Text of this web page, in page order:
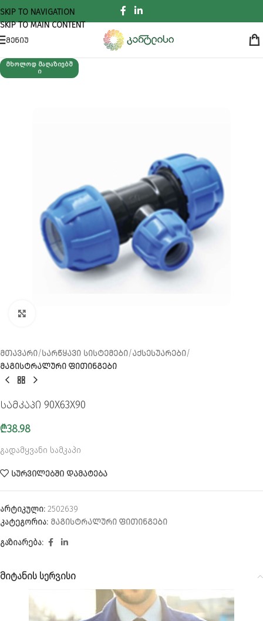
SKIP TO NAVIGATION
SKIP TO MAIN CONTENT
ᲛᲔᲜᲘᲣ
ᲛᲮᲝᲚᲝᲓ ᲛᲐᲦᲐᲖᲘᲔᲑᲨ
Ი
ᲛᲗᲐᲕᲐᲠᲘ ᲡᲐᲠᲬᲧᲐᲕᲘ ᲡᲘᲡᲢᲔᲛᲔᲑᲘ ᲐᲥᲡᲔᲡᲣᲐᲠᲔᲑᲘ
ᲛᲐᲒᲘᲡᲢᲠᲐᲚᲣᲠᲘ ᲤᲘᲗᲘᲜᲒᲔᲑᲘ
სამკაპი 90X63X90
₾38.98
გადამყვანი სამკაპი
ᲡᲣᲠᲕᲘᲚᲔᲑᲨᲘ ᲓᲐᲛᲐᲢᲔᲑᲐ
არტიკული: 2502639
კატეგორია: ᲛᲐᲒᲘᲡᲢᲠᲐᲚᲣᲠᲘ ᲤᲘᲗᲘᲜᲒᲔᲑᲘ
გაზიარება:
მიტანის სერვისი